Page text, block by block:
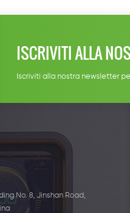
ISCRIVITI ALLA
Iscriviti alla nostra newsletter
No. 8, Jinshan Road,